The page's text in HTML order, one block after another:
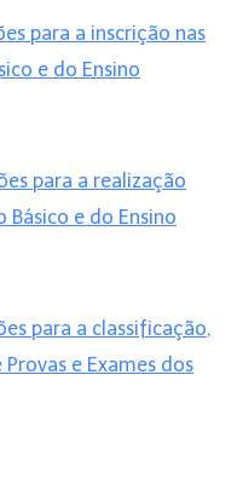
para a inscrição nas
e do Ensino
para a realização
Básico e do Ensino
para a classificação,
e Exames dos